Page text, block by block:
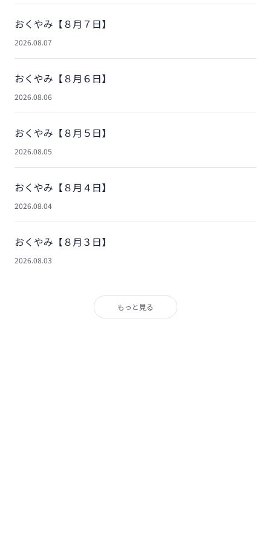
おくやみ【８月７日】
2026.08.07
おくやみ【８月６日】
2026.08.06
おくやみ【８月５日】
2026.08.05
おくやみ【８月４日】
2026.08.04
おくやみ【８月３日】
2026.08.03
もっと見る